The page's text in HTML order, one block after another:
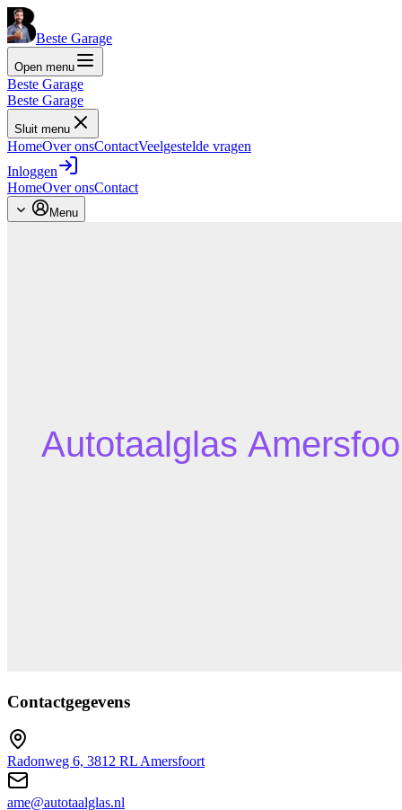
Beste Garage
Open menu
Beste Garage
Beste Garage
Sluit menu
HomeOver onsContactVeelgestelde vragen
Inloggen
HomeOver onsContact
Menu
Contactgegevens
Radonweg 6, 3812 RL Amersfoort
ame@autotaalglas.nl